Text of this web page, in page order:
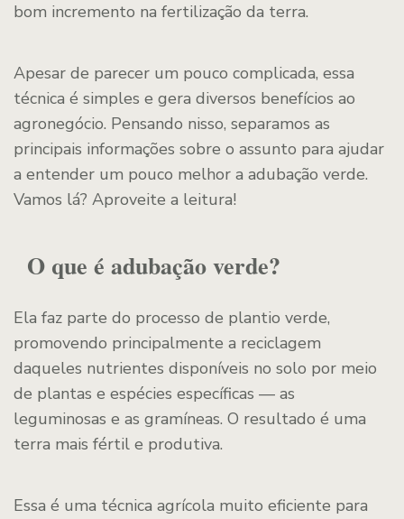
bom incremento na fertilização da terra.
Apesar de parecer um pouco complicada, essa
técnica é simples e gera diversos benefícios ao
agronegócio. Pensando nisso, separamos as
principais informações sobre o assunto para ajudar
a entender um pouco melhor a adubação verde.
Vamos lá? Aproveite a leitura!
O que é adubação verde?
Ela faz parte do processo de plantio verde,
promovendo principalmente a reciclagem
daqueles nutrientes disponíveis no solo por meio
de plantas e espécies específicas — as
leguminosas e as gramíneas. O resultado é uma
terra mais fértil e produtiva.
Essa é uma técnica agrícola muito eficiente para